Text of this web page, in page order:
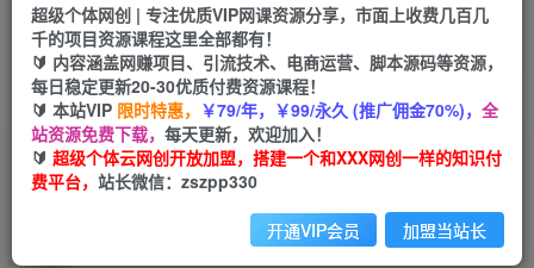
挂机
项目
脚本卡密
APP下载
GO
首页 创业课程 会员专属 正文
（6213期）23天AI创作特训营，如何利用AI高效
生产90分的优质内容（更新）
关注 私信
超级个体网创 | 专注优质VIP网课资源分享，市面上收费几百几
千的项目资源课程这里全部都有！
🔰 内容涵盖网赚项目、引流技术、电商运营、脚本源码等资源，
每日稳定更新20-30优质付费资源课程！
🔰 本站VIP 限时特惠， ￥79/年，￥99/永久 (推广佣金70%)， 全
站资源免费下载， 每天更新，欢迎加入！
🔰 超级个体云网创开放加盟，搭建一个和XXX网创一样的知识付
费平台， 站长微信：zszpp330
开通VIP会员 加盟当站长